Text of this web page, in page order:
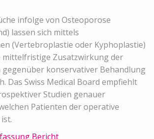
infolge von Osteoporose
lassen sich mittels
(Vertebroplastie oder Kyphoplastie)
mittelfristige Zusatzwirkung der
konservativer Behandlung
Das Swiss Medical Board empfiehlt
Studien genauer
Patienten der operative
Bericht